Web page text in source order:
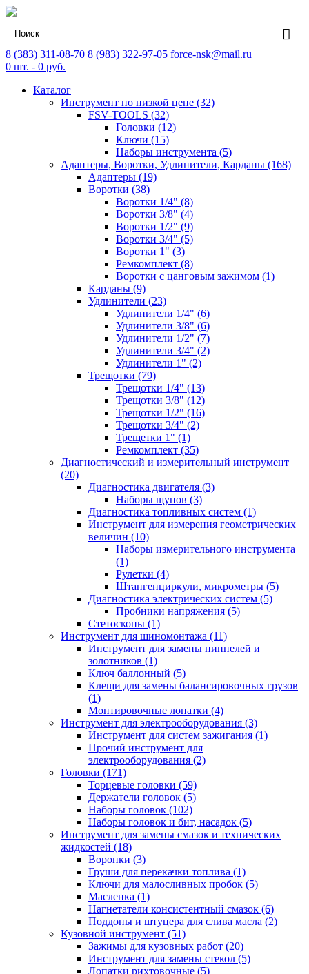
8 (383) 311-08-70 8 (983) 322-97-05 force-nsk@mail.ru
0 шт. - 0 руб.
Каталог
Инструмент по низкой цене (32)
FSV-TOOLS (32)
Головки (12)
Ключи (15)
Наборы инструмента (5)
Адаптеры, Воротки, Удлинители, Карданы (168)
Адаптеры (19)
Воротки (38)
Воротки 1/4" (8)
Воротки 3/8" (4)
Воротки 1/2" (9)
Воротки 3/4" (5)
Воротки 1" (3)
Ремкомплект (8)
Воротки с цанговым зажимом (1)
Карданы (9)
Удлинители (23)
Удлинители 1/4" (6)
Удлинители 3/8" (6)
Удлинители 1/2" (7)
Удлинители 3/4" (2)
Удлинители 1" (2)
Трещотки (79)
Трещотки 1/4" (13)
Трещотки 3/8" (12)
Трещотки 1/2" (16)
Трещотки 3/4" (2)
Трещетки 1" (1)
Ремкомплект (35)
Диагностический и измерительный инструмент
(20)
Диагностика двигателя (3)
Наборы щупов (3)
Диагностика топливных систем (1)
Инструмент для измерения геометрических
величин (10)
Наборы измерительного инструмента
(1)
Рулетки (4)
Штангенциркули, микрометры (5)
Диагностика электрических систем (5)
Пробники напряжения (5)
Стетоскопы (1)
Инструмент для шиномонтажа (11)
Инструмент для замены ниппелей и
золотников (1)
Ключ баллонный (5)
Клещи для замены балансировочных грузов
(1)
Монтировочные лопатки (4)
Инструмент для электрооборудования (3)
Инструмент для систем зажигания (1)
Прочий инструмент для
электрооборудования (2)
Головки (171)
Торцевые головки (59)
Держатели головок (5)
Наборы головок (102)
Наборы головок и бит, насадок (5)
Инструмент для замены смазок и технических
жидкостей (18)
Воронки (3)
Груши для перекачки топлива (1)
Ключи для малосливных пробок (5)
Масленка (1)
Нагнетатели консистентный смазок (6)
Поддоны и штуцера для слива масла (2)
Кузовной инструмент (51)
Зажимы для кузовных работ (20)
Инструмент для замены стекол (5)
Лопатки рихтовочные (5)